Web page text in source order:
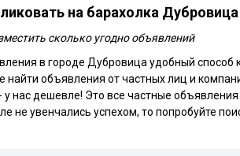
на барахолка Дубровица
сколько угодно объявлений
в городе Дубровица удобный
объявления от частных лиц и
нас дешевле! Это все частные
не увенчались успехом, то попробуйте